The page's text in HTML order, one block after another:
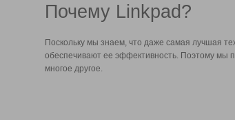
Почему Linkpad?
Поскольку мы знаем, что даже самая лучшая
обеспечивают ее эффективность. Поэтому мы
многое другое.